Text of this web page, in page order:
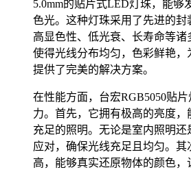
5.0mm的贴片式LED灯珠，能够
色光。这种灯珠采用了先进的封
高显色性、低光衰、长寿命等
使得光线分布均匀，色彩鲜艳，
提供了完美的解决方案。
在性能方面，台宏RGB5050贴
力。首先，它拥有极高的亮度
充足的照明。无论是室内照明
应对，确保光线充足且均匀。
高，能够真实还原物体的颜色